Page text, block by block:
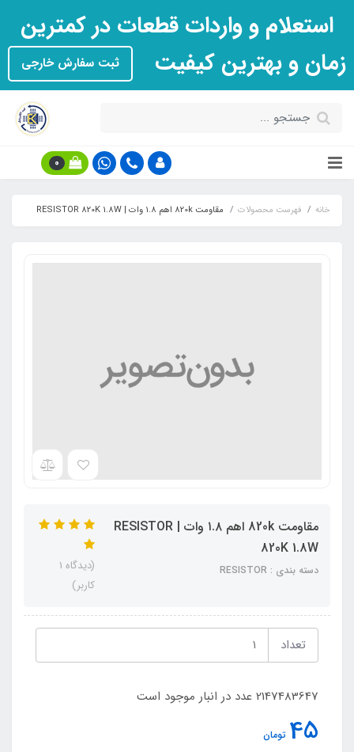
استعلام و واردات قطعات در کمترین
زمان و بهترین کیفیت
ثبت سفارش خارجی
0
خانه فهرست محصولات مقاومت 820k اهم ۱.۸ وات | RESISTOR 820K 1.8W
مقاومت 820k اهم ۱.۸ وات | RESISTOR
820K 1.8W
دسته بندی : RESISTOR
(دیدگاه 1
کاربر)
تعداد
2147483647 عدد در انبار موجود است
45 تومان